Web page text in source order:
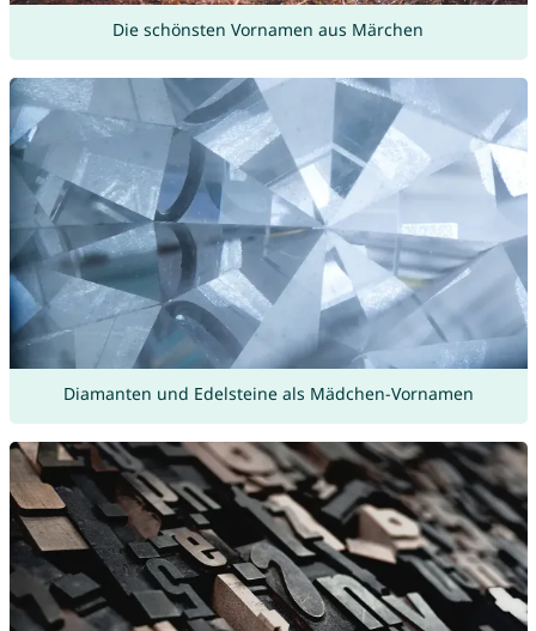
Die schönsten Vornamen aus Märchen
Diamanten und Edelsteine als Mädchen-Vornamen